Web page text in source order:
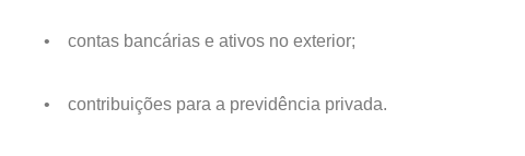
• contas bancárias e ativos no exterior;
• contribuições para a previdência privada.